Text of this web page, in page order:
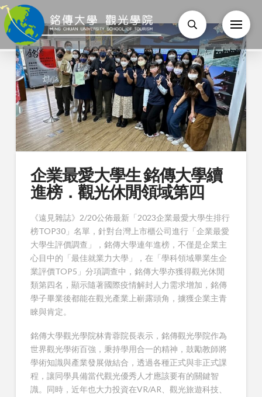
企業最愛大學生 銘傳大學續
進榜．觀光休閒領域第四
《遠見雜誌》2/20公佈最新「2023企業最愛大學生排行
榜TOP30」名單，針對台灣上市櫃公司進行「企業最愛
大學生評價調查」，銘傳大學連年進榜，不僅是企業主
心目中的「最佳就業力大學」，在「學科領域畢業生企
業評價TOP5」分項調查中，銘傳大學亦獲得觀光休閒
類第四名，顯示隨著國際疫情解封人力需求增加，銘傳
學子畢業後都能在觀光產業上嶄露頭角，擄獲企業主青
睞與肯定。
銘傳大學觀光學院林青蓉院長表示，銘傳觀光學院作為
世界觀光學術百強，秉持學用合一的精神，鼓勵教師將
學術知識與產業發展做結合，透過各種正式與非正式課
程，讓同學具備當代觀光優秀人才應該要有的關鍵智
識。同時，近年也大力投資在VR/AR、觀光旅遊科技、